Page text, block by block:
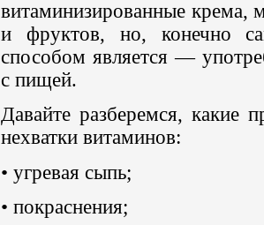
витаминизированные крема,
и фруктов, но, конечно
способом является —
с пищей.
Давайте разберемся, какие
нехватки витаминов:
• угревая сыпь;
• покраснения;